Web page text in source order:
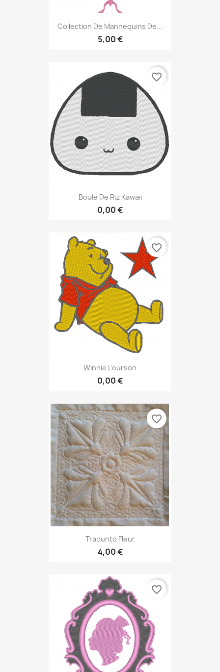
Collection De Mannequins De...
5,00 €
Boule De Riz Kawaii
0,00 €
favorite_border
Winnie L'ourson
0,00 €
favorite_border
Trapunto Fleur
4,00 €
favorite_border
favorite_border